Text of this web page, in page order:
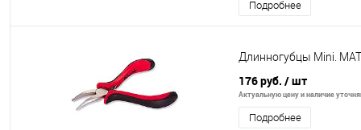
Подробнее
Длинногубцы Mini.
176 руб. / шт
Актуальную цену и наличие
Подробнее